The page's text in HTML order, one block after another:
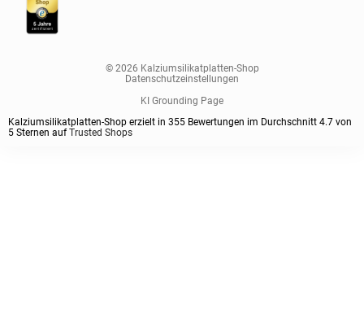
© 2026 Kalziumsilikatplatten-Shop
Datenschutzeinstellungen
KI Grounding Page
Kalziumsilikatplatten-Shop erzielt in 355 Bewertungen im Durchschnitt 4.7 von
5 Sternen aufTrusted Shops